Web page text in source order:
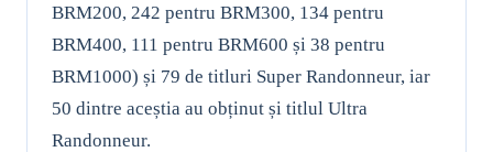
BRM200, 242 pentru BRM300, 134 pentru
BRM400, 111 pentru BRM600 și 38 pentru
BRM1000) și 79 de titluri Super Randonneur, iar
50 dintre aceștia au obținut și titlul Ultra
Randonneur.